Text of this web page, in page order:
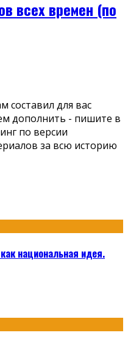
всех времен (по
составил для вас
дополнить - пишите в
по версии
за всю историю
национальная идея.